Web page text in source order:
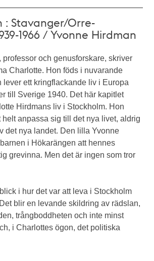
: Stavanger/Orre-
1966 / Yvonne Hirdman
professor och genusforskare, skriver
Charlotte. Hon föds i nuvarande
lever ett kringflackande liv i Europa
till Sverige 1940. Det här kapitlet
Hirdmans liv i Stockholm. Hon
helt anpassa sig till det nya livet, aldrig
det nya landet. Den lilla Yvonne
i Hökarängen att hennes
grevinna. Men det är ingen som tror
i hur det var att leva i Stockholm
blir en levande skildring av rädslan,
trångboddheten och inte minst
i Charlottes ögon, det politiska